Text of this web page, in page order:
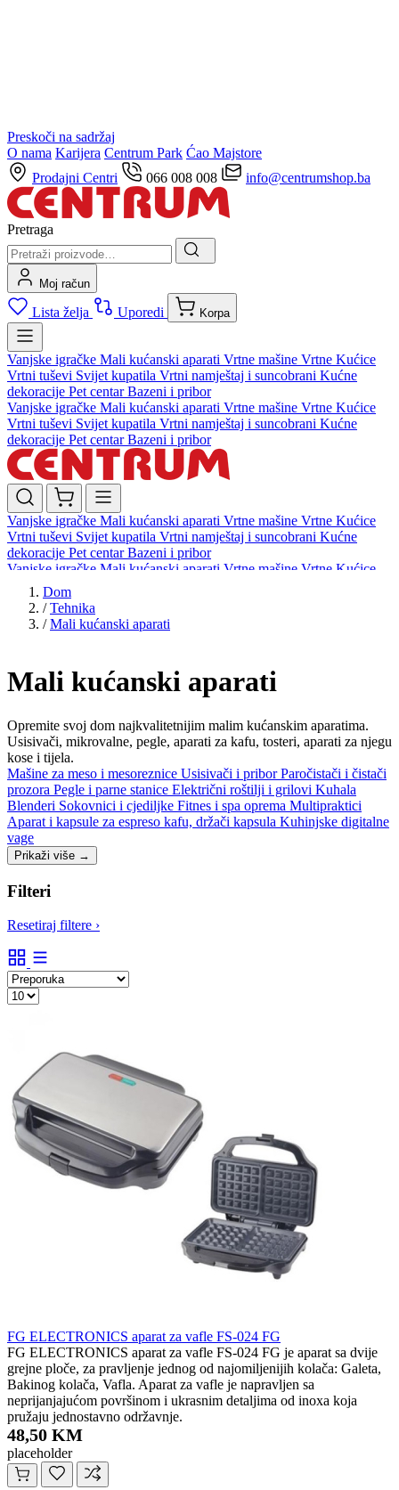
Preskoči na sadržaj
O nama Karijera Centrum Park Ćao Majstore
Prodajni Centri
066 008 008 info@centrumshop.ba
Pretraga
Moj račun
Lista želja Uporedi Korpa
Vanjske igračke Mali kućanski aparati Vrtne mašine Vrtne Kućice
Vrtni tuševi Svijet kupatila Vrtni namještaj i suncobrani Kućne
dekoracije Pet centarBazeni i pribor
Vanjske igračke Mali kućanski aparati Vrtne mašine Vrtne Kućice
Vrtni tuševi Svijet kupatila Vrtni namještaj i suncobrani Kućne
dekoracije Pet centarBazeni i pribor
Vanjske igračke Mali kućanski aparati Vrtne mašine Vrtne Kućice
Vrtni tuševi Svijet kupatila Vrtni namještaj i suncobrani Kućne
dekoracije Pet centarBazeni i pribor
Vanjske igračke Mali kućanski aparati Vrtne mašine Vrtne Kućice
Vrtni tuševi
dekoracijePet centar
Dom
/ Tehnika
/ Mali kućanski aparati
Mali kućanski aparati
Opremite svoj dom najkvalitetnijim malim kućanskim aparatima.
Usisivači, mikrovalne, pegle, aparati za kafu, tosteri, aparati za njegu
kose i tijela.
Mašine za meso i mesoreznice Usisivači i priborParočistači i čistači
prozora Pegle i parne stanice Električni roštilji i grilovi Kuhala
Blenderi Sokovnici i cjediljke Fitnes i spa oprema Multipraktici
Aparat i kapsule za espreso kafu, držači kapsula Kuhinjske digitalne
vage
Prikaži više →
Filteri
Resetiraj filtere ›
FG ELECTRONICS aparat za vafle FS-024 FG
FG ELECTRONICS aparat za vafle FS-024 FG je aparat sa dvije
grejne ploče, za pravljenje jednog od najomiljenijih kolača: Galeta,
Bakinog kolača, Vafla. Aparat za vafle je napravljen sa
neprijanjajućom površinom i ukrasnim detaljima od inoxa koja
pružaju jednostavno održavnje.
48,50 KM
placeholder